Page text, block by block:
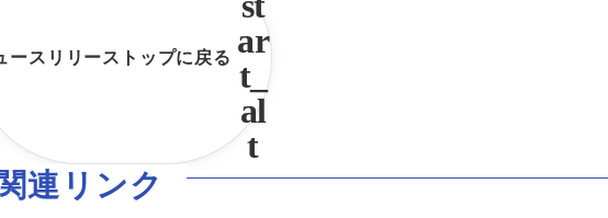
ースリリーストップに戻る
関連リンク